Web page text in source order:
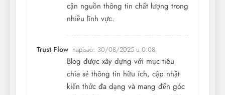
cận nguồn thông tin chất lượng trong
nhiều lĩnh vực.
Trust Flow napisao: 30/08/2025 u 0:08
Blog được xây dựng với mục tiêu
chia sẻ thông tin hữu ích, cập nhật
kiến thức đa dạng và mang đến góc